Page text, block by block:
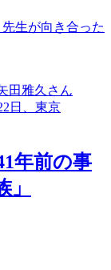
生が向き合った
年前の事